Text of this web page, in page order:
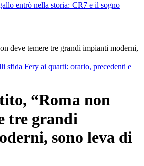
entrò nella storia: CR7 e il sogno
deve temere tre grandi impianti moderni,
sfida Fery ai quarti: orario, precedenti e
“Roma non
tre grandi
sono leva di